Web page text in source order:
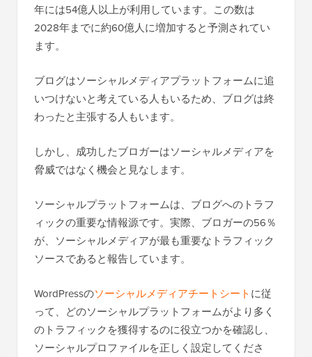
年には54億人以上が利用しています。この数は
2028年までに約60億人に増加すると予測されてい
ます。
ブログはソーシャルメディアプラットフォームに追
いつけないと考えている人もいるため、ブログは終
わったと主張する人もいます。
しかし、成功したブロガーはソーシャルメディアを
脅威ではなく機会と見なします。
ソーシャルプラットフォームは、ブログへのトラフ
ィックの重要な情報源です。実際、ブロガーの56％
が、ソーシャルメディアが最も重要なトラフィック
ソースであると報告しています。
WordPressのソーシャルメディアチートシートに従
って、どのソーシャルプラットフォームがより多く
のトラフィックを獲得するのに役立つかを確認し、
ソーシャルプロファイルを正しく設定してくださ